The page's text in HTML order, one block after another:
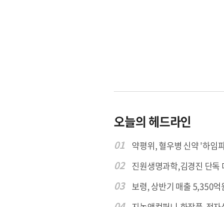
오늘의 헤드라인
01 약평위, 혈우병 신약 '하임
02 진원생명과학,김경진 단독
03 보령, 상반기 매출 5,350억